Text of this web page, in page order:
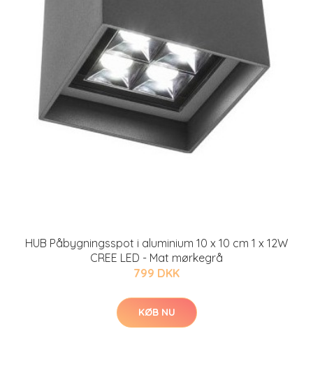
HUB Påbygningsspot i aluminium 10 x 10 cm 1 x 12W
CREE LED - Mat mørkegrå
799 DKK
KØB NU